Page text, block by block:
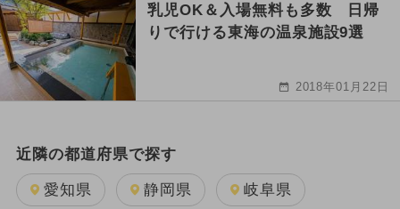
乳児OK＆入場無料も多数 日帰
りで行ける東海の温泉施設9選
2018年01月22日
近隣の都道府県で探す
愛知県 静岡県 岐阜県